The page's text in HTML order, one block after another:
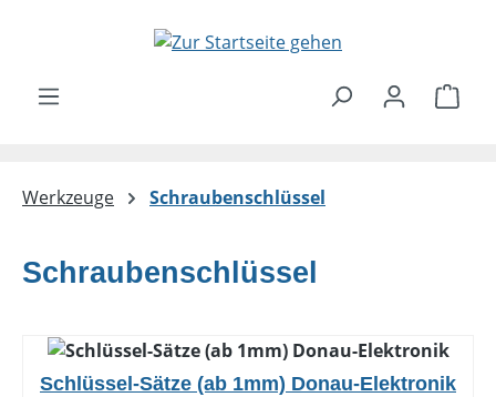
Zum Hauptinhalt springen
Werkzeuge Schraubenschlüssel
Schraubenschlüssel
Schlüssel-Sätze (ab 1mm) Donau-Elektronik